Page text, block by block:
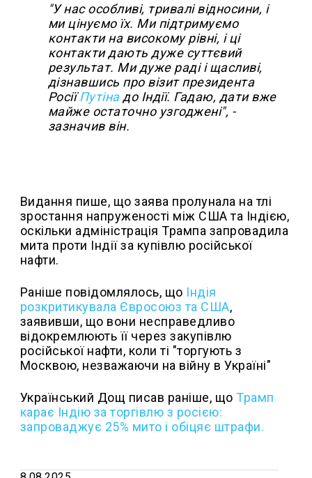
"У нас особливі, тривалі відносини, і
ми цінуємо їх. Ми підтримуємо
контакти на високому рівні, і ці
контакти дають дуже суттєвий
результат. Ми дуже раді і щасливі,
дізнавшись про візит президента
РосіїПутінадо Індії. Гадаю, дати вже
майже остаточно узгоджені", -
зазначив він.
Видання пише, що заява пролунала на тлі
зростання напруженості між США та Індією,
оскільки адміністрація Трампа запровадила
мита проти Індії за купівлю російської
нафти.
Раніше повідомлялось, що Індія
розкритикувала Євросоюз та США,
заявивши, що вони несправедливо
відокремлюють її через закупівлю
російської нафти, коли ті "торгують з
Москвою, незважаючи на війну в Україні"
Український Дощ писав раніше, що Трамп
карає Індію за торгівлю з росією:
запроваджує 25% мито і обіцяє штрафи.